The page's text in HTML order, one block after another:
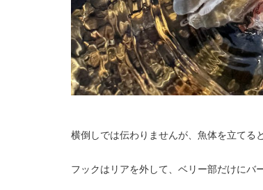
横倒しでは伝わりませんが、魚体を立てる
フックはリアを外して、ベリー部だけにバ